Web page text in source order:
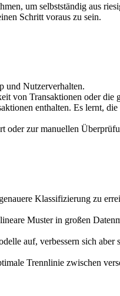
um selbstständig aus
Schritt voraus zu sein.
und Nutzerverhalten.
von Transaktionen oder
enthalten. Es lernt,
zur manuellen
Klassifizierung zu
Muster in großen
auf, verbessern sich aber
Trennlinie zwischen